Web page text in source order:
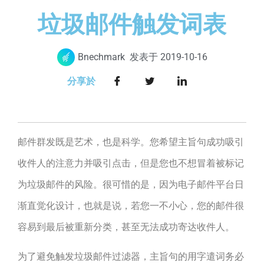
垃圾邮件触发词表
Bnechmark 发表于 2019-10-16
分享於
邮件群发既是艺术，也是科学。您希望主旨句成功吸引
收件人的注意力并吸引点击，但是您也不想冒着被标记
为垃圾邮件的风险。很可惜的是，因为电子邮件平台日
渐直觉化设计，也就是说，若您一不小心，您的邮件很
容易到最后被重新分类，甚至无法成功寄达收件人。
为了避免触发垃圾邮件过滤器，主旨句的用字遣词务必